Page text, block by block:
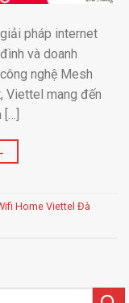
pháp internet
và doanh
nghệ Mesh
Viettel mang đến
Home Viettel Đà